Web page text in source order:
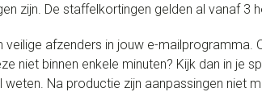
zijn. De staffelkortingen gelden al vanaf 3
afzenders in jouw e-mailprogramma.
niet binnen enkele minuten? Kijk dan in je
Na productie zijn aanpassingen niet